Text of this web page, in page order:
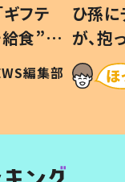
フテ
食”を
和の親
編集部
ひ孫
が、
「涙が
い」